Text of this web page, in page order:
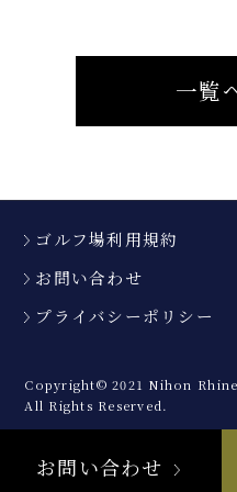
一覧
ゴルフ場利用規約
お問い合わせ
プライバシーポリシー
Copyright© 2021 Nihon
All Rights Reserved.
お問い合わせ